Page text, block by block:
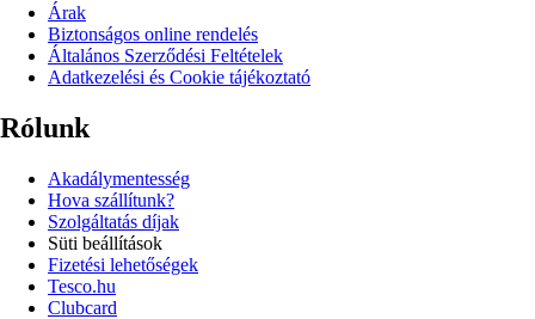
Árak
Biztonságos online rendelés
Általános Szerződési Feltételek
Adatkezelési és Cookie tájékoztató
Rólunk
Akadálymentesség
Hova szállítunk?
Szolgáltatás díjak
Süti beállítások
Fizetési lehetőségek
Tesco.hu
Clubcard